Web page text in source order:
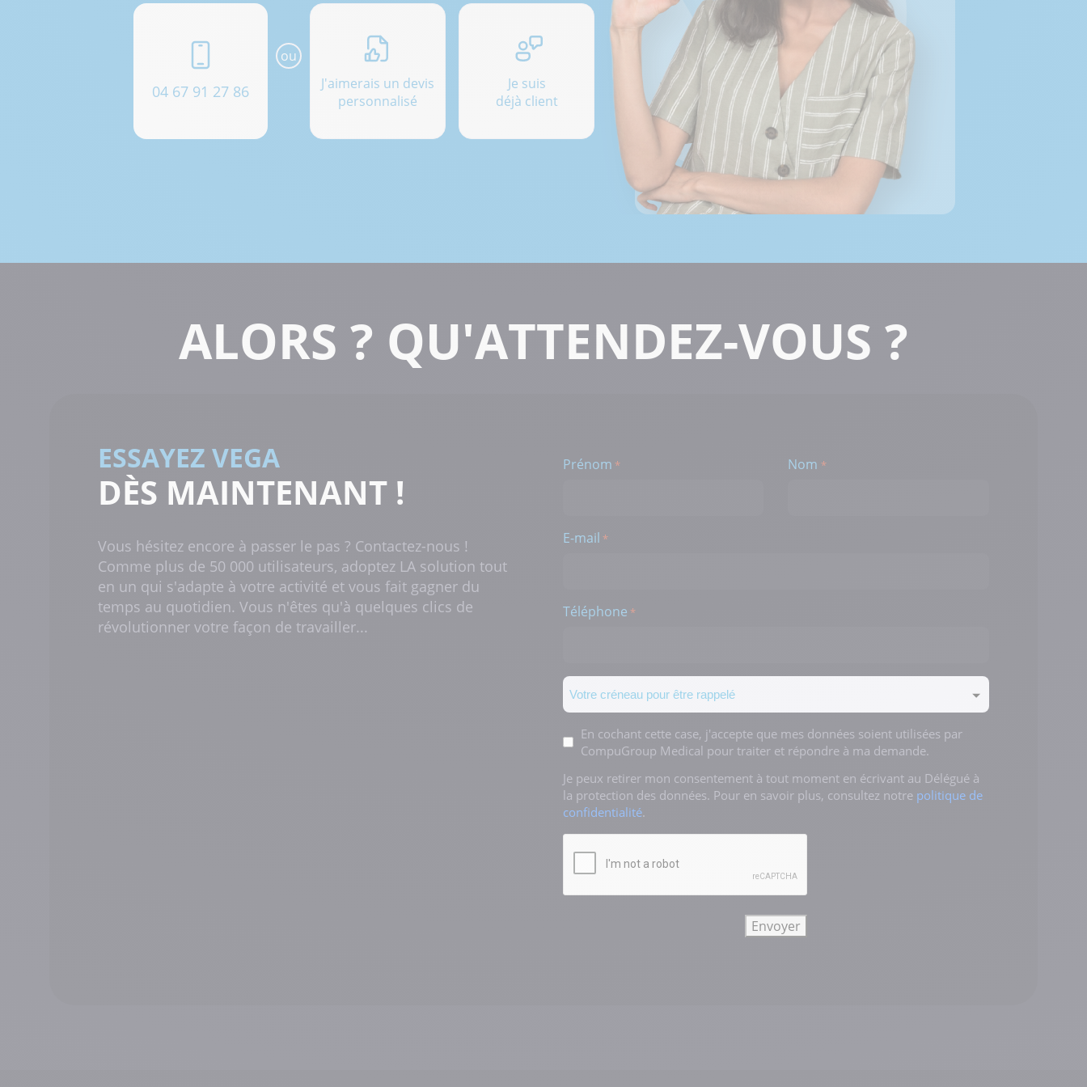
04 67 91 27 86
ou
J'aimerais un devis
personnalisé
Je suis
déjà client
ALORS ? QU'ATTENDEZ-VOUS ?
ESSAYEZ VEGA
DÈS MAINTENANT !
Vous hésitez encore à passer le pas ? Contactez-nous !
Comme plus de 50 000 utilisateurs, adoptez LA solution tout
en un qui s'adapte à votre activité et vous fait gagner du
temps au quotidien. Vous n'êtes qu'à quelques clics de
révolutionner votre façon de travailler...
Prénom * Nom *
E-mail *
Téléphone *
Créneau
Mentions
*
En cochant cette case, j'accepte que mes données soient utilisées par
CompuGroup Medical pour traiter et répondre à ma demande.
Je peux retirer mon consentement à tout moment en écrivant au Délégué à
la protection des données. Pour en savoir plus, consultez notre politique de
confidentialité.
CAPTCHA
Envoyer